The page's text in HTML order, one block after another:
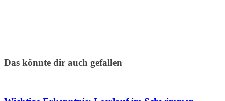
Das könnte dir auch gefallen